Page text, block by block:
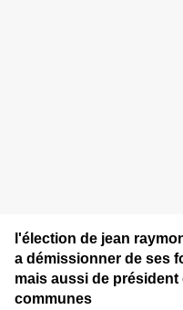
l'élection de jean
a démissionner de ses
mais aussi de
communes